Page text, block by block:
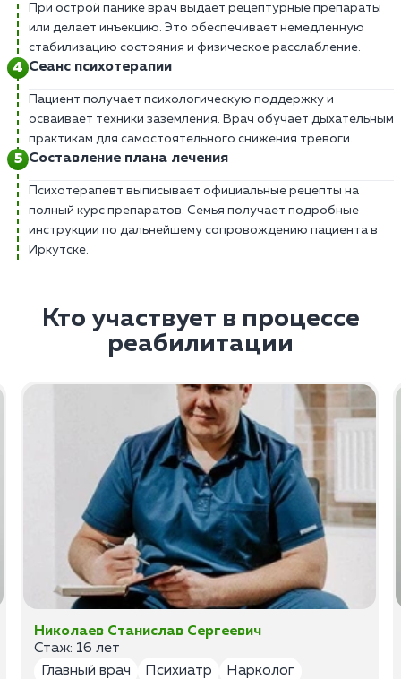
При острой панике врач выдает рецептурные препараты
или делает инъекцию. Это обеспечивает немедленную
стабилизацию состояния и физическое расслабление.
Сеанс психотерапии
Пациент получает психологическую поддержку и
осваивает техники заземления. Врач обучает дыхательным
практикам для самостоятельного снижения тревоги.
Составление плана лечения
Психотерапевт выписывает официальные рецепты на
полный курс препаратов. Семья получает подробные
инструкции по дальнейшему сопровождению пациента в
Иркутске.
Кто участвует в процессе
реабилитации
Николаев Станислав Сергеевич
Стаж: 16 лет
Главный врач
Психиатр Нарколог